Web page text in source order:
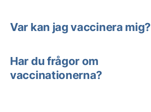
Var kan jag vaccinera mig?
Har du frågor om
vaccinationerna?